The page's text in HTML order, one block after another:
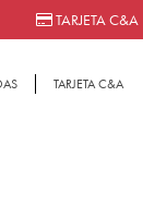
TARJETA C&A
TARJETA C&A